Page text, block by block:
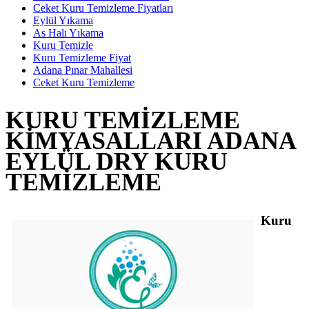
Ceket Kuru Temizleme Fiyatları
Eylül Yıkama
As Halı Yıkama
Kuru Temizle
Kuru Temizleme Fiyat
Adana Pınar Mahallesi
Ceket Kuru Temizleme
KURU TEMIZLEME
KIMYASALLARI ADANA
EYLÜL DRY KURU
TEMIZLEME
Kuru